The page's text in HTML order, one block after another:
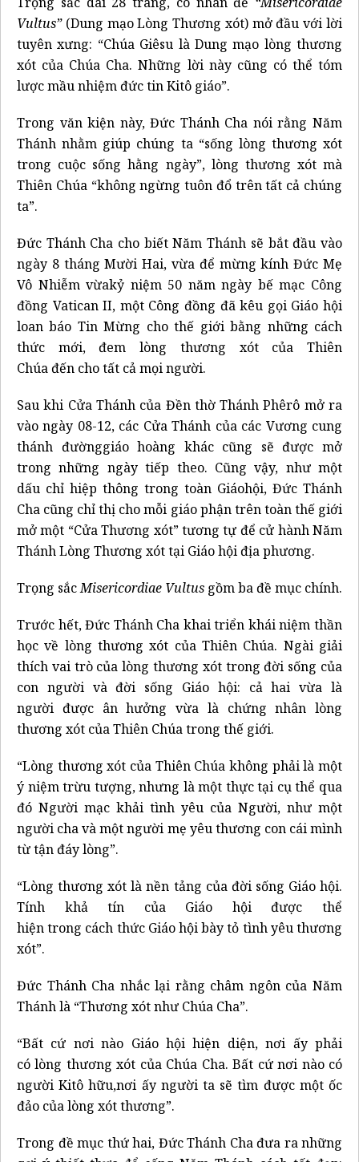
Vultus”(Dung mạo Lòng Thương xót) mở đầu với lời
tuyên xưng: “Chúa Giêsu là Dung mạo lòng thương
xót của Chúa Cha. Những lời này cũng có thể tóm
lược mầu nhiệm đức tin Kitô giáo”.
Trong văn kiện này, Đức Thánh Cha nói rằng Năm
Thánh nhằm giúp chúng ta “sống lòng thương xót
trong cuộc sống hằng ngày”, lòng thương xót mà
Thiên Chúa “không ngừng tuôn đổ trên tất cả chúng
ta”.
Đức Thánh Cha cho biết Năm Thánh sẽ bắt đầu vào
ngày 8 tháng Mười Hai, vừa để mừng kính Đức Mẹ
Vô Nhiễm vừakỷ niệm 50 năm ngày bế mạc Công
đồng Vatican II, một Công đồng đã kêu gọi Giáo hội
loan báo Tin Mừng cho thế giới bằng những cách
thức mới, đem lòng thương xót của Thiên
Chúa đến cho tất cả mọi người.
Sau khi Cửa Thánh của Đền thờ Thánh Phêrô mở ra
vào ngày 08-12, các Cửa Thánh của các Vương cung
thánh đườnggiáo hoàng khác cũng sẽ được mở
trong những ngày tiếp theo. Cũng vậy, như một
dấu chỉ hiệp thông trong toàn Giáohội, Đức Thánh
Cha cũng chỉ thị cho mỗi giáo phận trên toàn thế giới
mở một “Cửa Thương xót” tương tự để cử hành Năm
Thánh Lòng Thương xót tại Giáo hội địa phương.
Trọng sắcMisericordiae Vultus gồm ba đề mục chính.
Trước hết, Đức Thánh Cha khai triển khái niệm thần
học về lòng thương xót của Thiên Chúa. Ngài giải
thích vai trò của lòng thương xót trong đời sống của
con người và đời sống Giáo hội: cả hai vừa là
người được ân hưởng vừa là chứng nhân lòng
thương xót của Thiên Chúa trong thế giới.
“Lòng thương xót của Thiên Chúa không phải là một
ý niệm trừu tượng, nhưng là một thực tại cụ thể qua
đó Người mạc khải tình yêu của Người, như một
người cha và một người mẹ yêu thương con cái mình
từ tận đáy lòng”.
“Lòng thương xót là nền tảng của đời sống Giáo hội.
Tính khả tín của Giáo hội được thể
hiện trong cách thức Giáo hội bày tỏ tình yêu thương
xót”.
Đức Thánh Cha nhắc lại rằng châm ngôn của Năm
Thánh là “Thương xót như Chúa Cha”.
“Bất cứ nơi nào Giáo hội hiện diện, nơi ấy phải
có lòng thương xót của Chúa Cha. Bất cứ nơi nào có
người Kitô hữu,nơi ấy người ta sẽ tìm được một ốc
đảo của lòng xót thương”.
Trong đề mục thứ hai, Đức Thánh Cha đưa ra những